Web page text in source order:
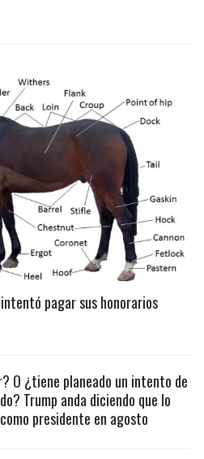
pagar sus honorarios
O ¿tiene planeado un intento de
Trump anda diciendo que lo
presidente en agosto